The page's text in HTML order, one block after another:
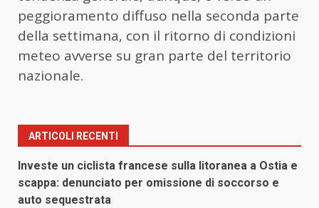
peggioramento diffuso nella seconda parte
della settimana, con il ritorno di condizioni
meteo avverse su gran parte del territorio
nazionale.
ARTICOLI RECENTI
Investe un ciclista francese sulla litoranea a Ostia e
scappa: denunciato per omissione di soccorso e
auto sequestrata